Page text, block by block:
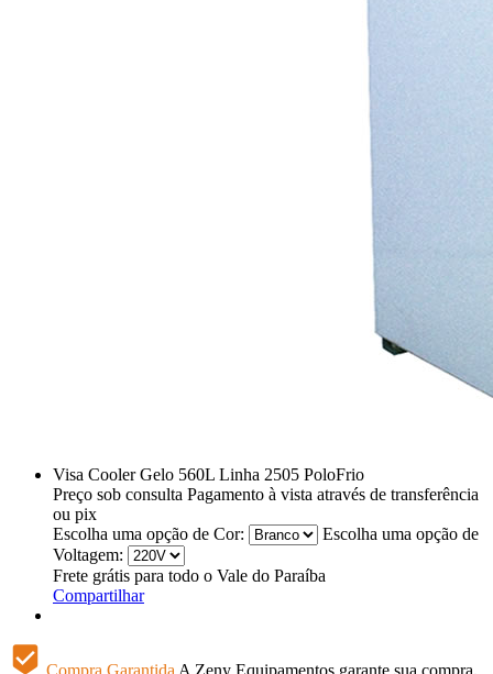
Visa Cooler Gelo 560L Linha 2505 PoloFrio
Preço sob consulta Pagamento à vista através de transferência
ou pix
Escolha uma opção de Cor:
Escolha uma opção de
Voltagem:
Frete grátis para todo o Vale do Paraíba
Compartilhar
beenhere Compra Garantida A Zeny Equipamentos garante sua compra,